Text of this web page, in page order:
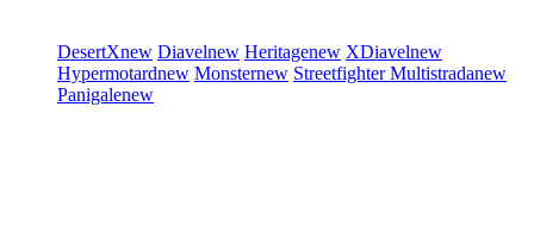
DesertXnew Diavelnew Heritagenew XDiavelnew
Hypermotardnew Monsternew StreetfighterMultistradanew
Panigalenew